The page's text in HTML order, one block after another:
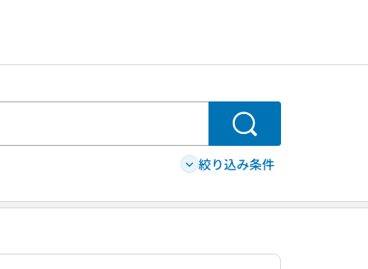
検索
絞り込み条件